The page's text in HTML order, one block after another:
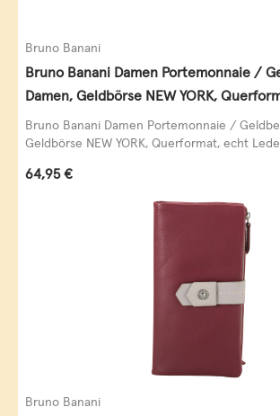
Bruno Banani
Bruno Banani Damen Portemonnaie /
Damen, Geldbörse NEW YORK,
schwarz
Bruno Banani Damen Portemonnaie /
Geldbörse NEW YORK, Querformat, echt
Regulärer Preis:
64,95 €
Bruno Banani